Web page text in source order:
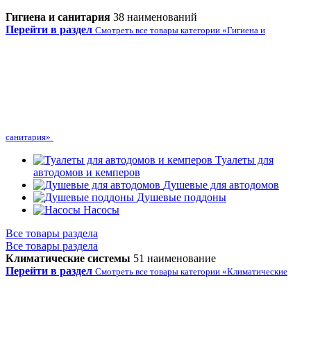
Гигиена и санитария 38 наименований
Перейти в раздел Смотреть все товары категории «Гигиена и
санитария»
Туалеты для
автодомов и кемперов
Душевые для автодомов
Душевые поддоны
Насосы
Все товары раздела
Все товары раздела
Климатические системы 51 наименование
Перейти в раздел Смотреть все товары категории «Климатические